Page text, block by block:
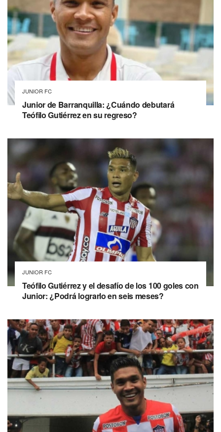
JUNIOR FC
Junior de Barranquilla: ¿Cuándo debutará
Teófilo Gutiérrez en su regreso?
JUNIOR FC
Teófilo Gutiérrez y el desafío de los 100 goles con
Junior: ¿Podrá lograrlo en seis meses?